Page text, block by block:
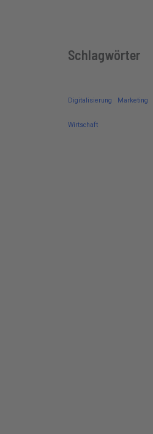
Schlagwörter
Digitalisierung Marketing
Wirtschaft